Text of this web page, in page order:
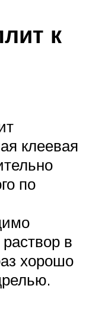
к
клеевая
по
в
хорошо